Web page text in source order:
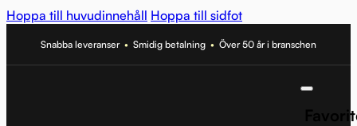
Hoppa till huvudinnehåll Hoppa till sidfot
Snabba leveranser • Smidig betalning • Över 50 år i branschen